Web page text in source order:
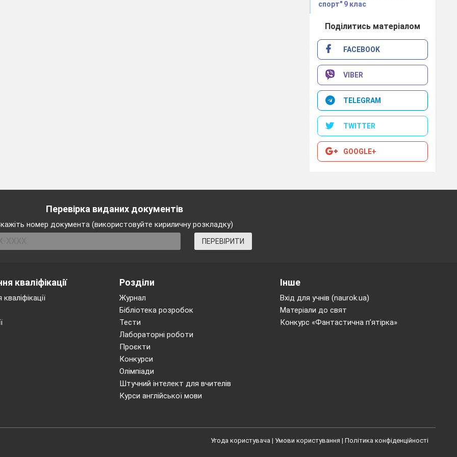
books, page 19. Let’s do exercise 1. Say if the sentences below
the information that is not true.
спорт" 9 клас
Поділитись матеріалом
FACEBOOK
VIBER
TELEGRAM
TWITTER
GOOGLE+
Перевірка виданих документів
номер документа (використовуйте кириличну розкладку)
ПЕРЕВІРИТИ
кваліфікації Розділи
Журнал
Бібліотека розробок
Тести
Лабораторні роботи
Проєкти
Конкурси
Олімпіади
Штучний інтелект для вчителів
Курси англійської мови
Інше
Вхід для учнів (naurok.ua)
Матеріали до свят
Конкурс «Фантастична п’ятірка»
Угода користувача | Умови користування | Політика конфіденційності